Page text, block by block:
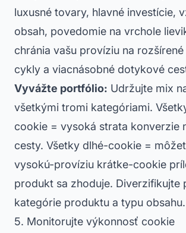
luxusné tovary, hlavné investície,
obsah, povedomie na vrchole
chránia vašu províziu na
cykly a viacnásobné dotykové
Vyvážte portfólio: Udržujte mix
všetkými tromi kategóriami.
cookie = vysoká strata konverzie
cesty. Všetky dlhé-cookie =
vysokú-províziu krátke-cookie
produkt sa zhoduje. Diverzifikujte
kategórie produktu a typu obsahu.
5. Monitorujte výkonnosť cookie